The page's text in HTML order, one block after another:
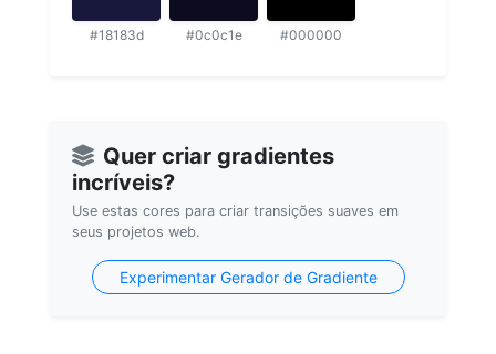
#18183d #0c0c1e #000000
Quer criar gradientes
incríveis?
Use estas cores para criar transições suaves em
seus projetos web.
Experimentar Gerador de Gradiente